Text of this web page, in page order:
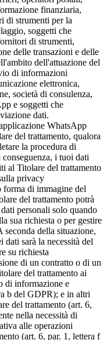
finanziaria,
di strumenti per la
soggetti che
di strumenti,
delle transazioni e delle
dell'attuazione del
di informazioni
elettronica,
società di consulenza,
e soggetti che
dati.
WhatsApp
del trattamento, qualora
la procedura di
i tuoi dati
al Titolare del trattamento
privacy
forma di immagine del
del trattamento potrà
personali solo quando
sua richiesta o per gestire
seconda della situazione,
dati sarà la necessità del
su richiesta
di un contratto o di un
del trattamento ai
di informazione e
b del GDPR); e in altri
del trattamento (art. 6,
nella necessità di
alle operazioni
(art. 6, par. 1, lettera f